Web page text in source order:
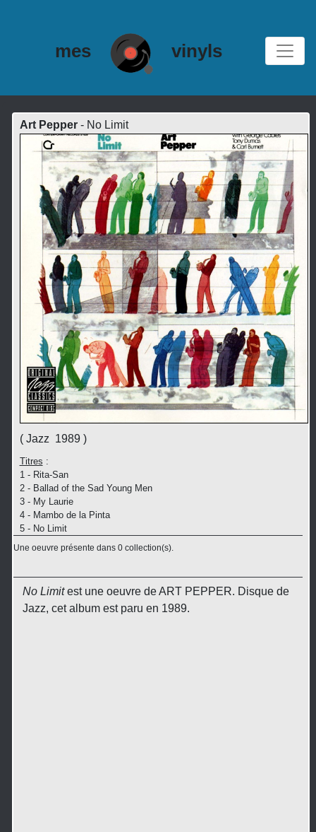
mes vinyls
Art Pepper- No Limit
( Jazz 1989 )
Titres :
1 - Rita-San
2 - Ballad of the Sad Young Men
3 - My Laurie
4 - Mambo de la Pinta
5 - No Limit
Une oeuvre présente dans 0 collection(s).
No Limitest une oeuvre de ART PEPPER. Disque de
Jazz, cet album est paru en 1989.